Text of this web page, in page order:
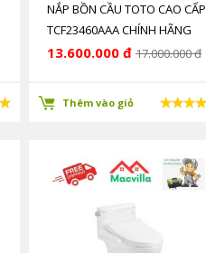
NẮP BỒN CẦU TOTO CAO CẤP
TCF23460AAA CHÍNH HÃNG
GIÁ RẺ
13.600.000 đ 17.000.000 đ
Thêm vào giỏ